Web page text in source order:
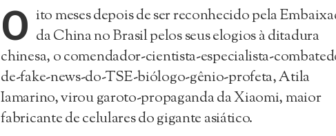
O ito meses depois de ser reconhecido pela
da China no Brasil pelos seus elogios à ditadura
chinesa, o comendador-cientista-especialista-
de-fake-news-do-TSE-biólogo-gênio-profeta, Atila
Iamarino, virou garoto-propaganda da Xiaomi, maior
fabricante de celulares do gigante asiático.